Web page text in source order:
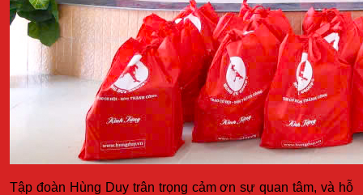
Tập đoàn Hùng Duy trân trọng cảm ơn sự quan tâm, và hỗ